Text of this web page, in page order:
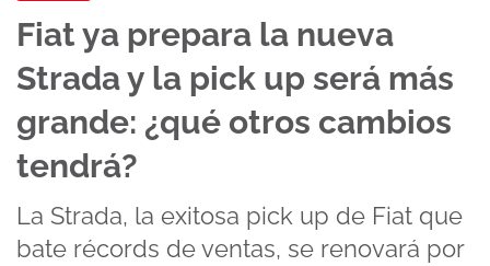
Fiat ya prepara la nueva
Strada y la pick up será más
grande: ¿qué otros cambios
tendrá?
La Strada, la exitosa pick up de Fiat que
bate récords de ventas, se renovará por